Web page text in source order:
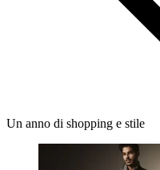
Un anno di shopping e stile